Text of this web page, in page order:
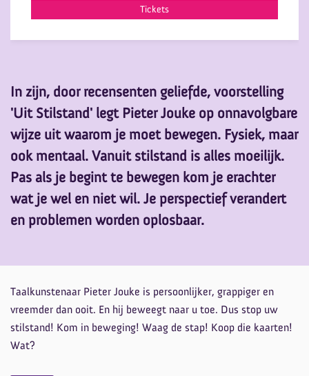
Tickets
In zijn, door recensenten geliefde, voorstelling
'Uit Stilstand' legt Pieter Jouke op onnavolgbare
wijze uit waarom je moet bewegen. Fysiek, maar
ook mentaal. Vanuit stilstand is alles moeilijk.
Pas als je begint te bewegen kom je erachter
wat je wel en niet wil. Je perspectief verandert
en problemen worden oplosbaar.
Taalkunstenaar Pieter Jouke is persoonlijker, grappiger en
vreemder dan ooit. En hij beweegt naar u toe. Dus stop uw
stilstand! Kom in beweging! Waag de stap! Koop die kaarten!
Wat?